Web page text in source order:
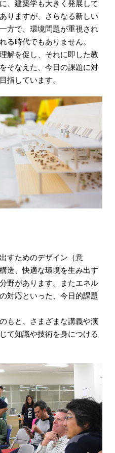
、建築学も大きく発展して
りますが、さらなる新しい
方で、環境問題が重視され
る時代でもありません。
解を促し、それに即した教
そなえた、今日の課題に対
指しています。
すためのデザイン（意
造、快適な環境を生み出す
野があります。またエネル
対応といった、今日的課題
もと、さまざまな講義や演
て知識や技術を身につける